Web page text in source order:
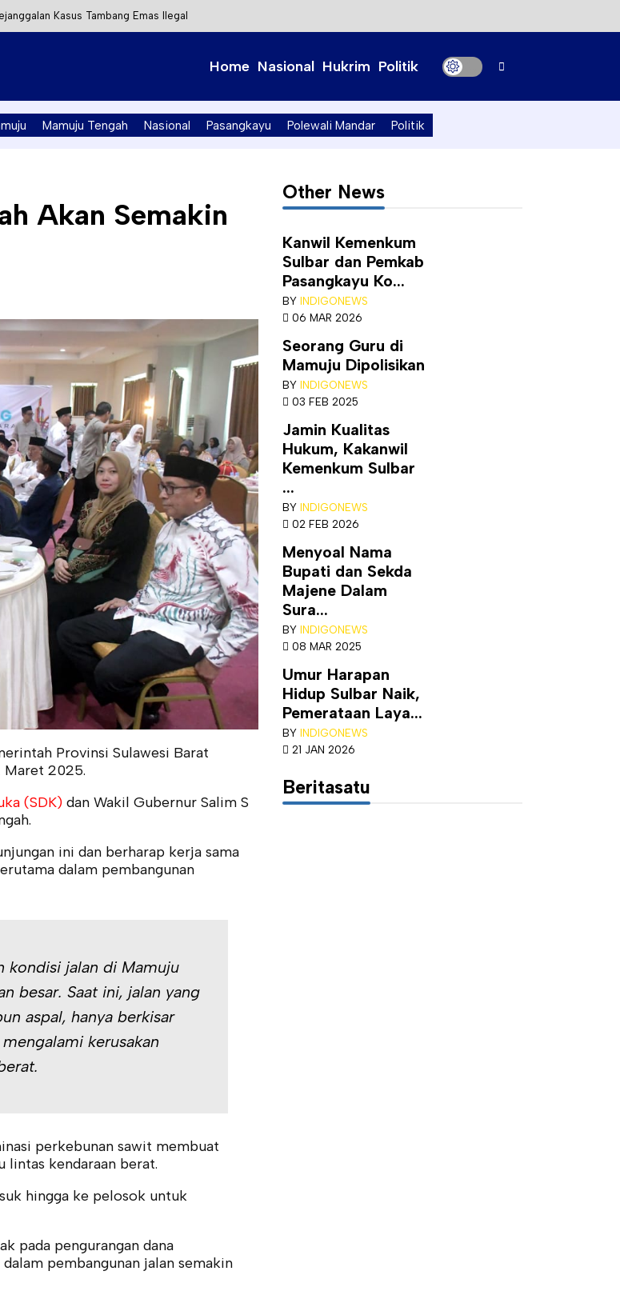
Kasus Tambang Emas Ilegal
Wisata di Pantai Lawere Desa Lotang Salo
Air Tanah melalui Aplikasi SAPO
Home Nasional Hukrim Politik
Mamuju Tengah Nasional Pasangkayu Polewali Mandar Politik
Akan Semakin
Provinsi Sulawesi Barat
Maret 2025.
(SDK) dan Wakil Gubernur Salim S
ini dan berharap kerja sama
dalam pembangunan
kondisi jalan di Mamuju
besar. Saat ini, jalan yang
aspal, hanya berkisar
kerusakan
perkebunan sawit membuat
lintas kendaraan berat.
hingga ke pelosok untuk
pada pengurangan dana
pembangunan jalan semakin
Other News
Kanwil Kemenkum
Sulbar dan Pemkab
Pasangkayu Ko...
BY INDIGONEWS
06 MAR 2026
Seorang Guru di
Mamuju Dipolisikan
BY INDIGONEWS
03 FEB 2025
Jamin Kualitas
Hukum, Kakanwil
Kemenkum Sulbar
...
BY INDIGONEWS
02 FEB 2026
Menyoal Nama
Bupati dan Sekda
Majene Dalam
Sura...
BY INDIGONEWS
08 MAR 2025
Umur Harapan
Hidup Sulbar Naik,
Pemerataan Laya...
BY INDIGONEWS
21 JAN 2026
Beritasatu